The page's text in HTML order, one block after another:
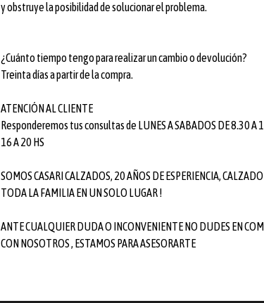
y obstruye la posibilidad de solucionar el problema.
¿Cuánto tiempo tengo para realizar un cambio o devolución?
Treinta días a partir de la compra.
ATENCIÓN AL CLIENTE
Responderemos tus consultas de LUNES A SABADOS DE 8.30 A
16 A 20 HS
SOMOS CASARI CALZADOS, 20 AÑOS DE ESPERIENCIA,
TODA LA FAMILIA EN UN SOLO LUGAR !
ANTE CUALQUIER DUDA O INCONVENIENTE NO DUDES EN
CON NOSOTROS , ESTAMOS PARA ASESORARTE